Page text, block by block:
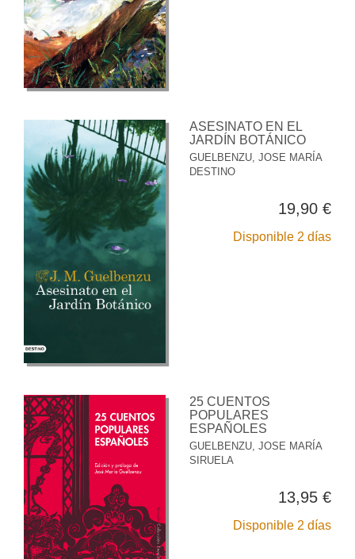
ASESINATO EN EL
JARDÍN BOTÁNICO
GUELBENZU, JOSE MARÍA
DESTINO
19,90 €
Disponible 2 días
25 CUENTOS
POPULARES
ESPAÑOLES
GUELBENZU, JOSE MARÍA
SIRUELA
13,95 €
Disponible 2 días